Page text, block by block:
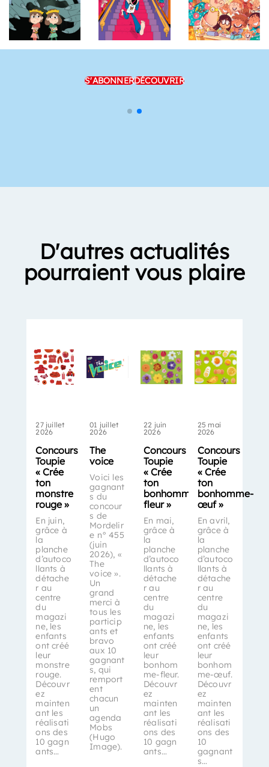
S'ABONNERDÉCOUVRIR
D'autres actualités
pourraient vous plaire
27 juillet
2026
Concours
Toupie
« Crée
ton
monstre
rouge »
En juin,
grâce à
la
planche
d’autoco
llants à
détache
r au
centre
du
magazi
ne, les
enfants
ont créé
leur
monstre
rouge.
Découvr
ez
mainten
ant les
réalisati
ons des
10 gagn
ants…
01 juillet
2026
The
voice
Voici les
gagnant
s du
concour
s de
Mordelir
e n° 455
(juin
2026), «
The
voice ».
Un
grand
merci à
tous les
particip
ants et
bravo
aux 10
gagnant
s, qui
remport
ent
chacun
un
agenda
Mobs
(Hugo
Image).
22 juin
2026
Concours
Toupie
« Crée
ton
bonhomme-
fleur »
En mai,
grâce à
la
planche
d’autoco
llants à
détache
r au
centre
du
magazi
ne, les
enfants
ont créé
leur
bonhom
me-fleur.
Découvr
ez
mainten
ant les
réalisati
ons des
10 gagn
ants…
25 mai
2026
Concours
Toupie
« Crée
ton
bonhomme-
œuf »
En avril,
grâce à
la
planche
d’autoco
llants à
détache
r au
centre
du
magazi
ne, les
enfants
ont créé
leur
bonhom
me-œuf.
Découvr
ez
mainten
ant les
réalisati
ons des
10
gagnant
s…